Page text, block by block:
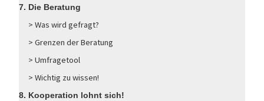
7. Die Beratung
> Was wird gefragt?
> Grenzen der Beratung
> Umfragetool
> Wichtig zu wissen!
8. Kooperation lohnt sich!